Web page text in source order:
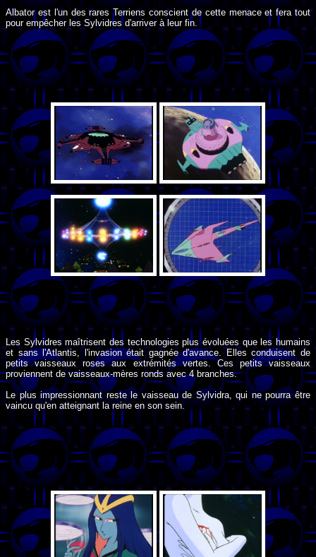
Albator est l'un des rares Terriens conscient de cette menace et fera tout
pour empêcher les Sylvidres d'arriver à leur fin.
Les Sylvidres maîtrisent des technologies plus évoluées que les humains
et sans l'Atlantis, l'invasion était gagnée d'avance. Elles conduisent de
petits vaisseaux roses aux extrémités vertes. Ces petits vaisseaux
proviennent de vaisseaux-mères ronds avec 4 branches.
Le plus impressionnant reste le vaisseau de Sylvidra, qui ne pourra être
vaincu qu'en atteignant la reine en son sein.